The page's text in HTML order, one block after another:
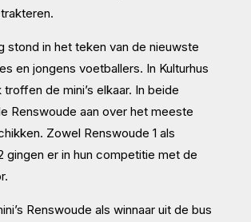
stond in het teken van de nieuwste
en jongens voetballers. In Kulturhus
de mini’s elkaar. In beide
Renswoude aan over het meeste
Zowel Renswoude 1 als
gingen er in hun competitie met de
Renswoude als winnaar uit de bus